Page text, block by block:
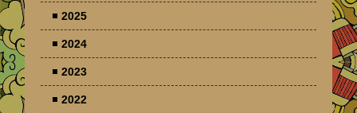
2025
2024
2023
2022